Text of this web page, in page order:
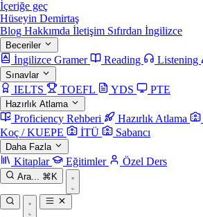
İçeriğe geç
Hüseyin Demirtaş
Blog Hakkımda İletişim Sıfırdan İngilizce
Beceriler
İngilizce Gramer Reading Listening
Sınavlar
IELTS TOEFL YDS PTE
Hazırlık Atlama
Proficiency Rehberi Hazırlık Atlama
Koç / KUEPE
İTÜ Sabancı
Daha Fazla
Kitaplar Eğitimler Özel Ders
Ara... ⌘K